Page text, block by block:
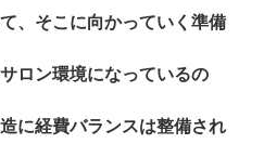
、そこに向かっていく準備
ロン環境になっているの
に経費バランスは整備され